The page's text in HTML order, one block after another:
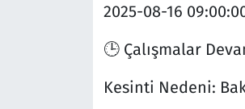
2025-08-16
🕒 Çalışmalar
Kesinti Nedeni: